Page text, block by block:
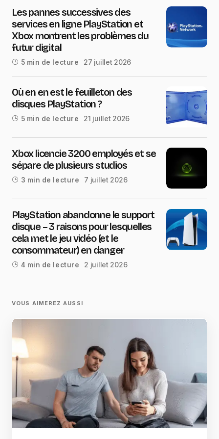
Les pannes successives des
services en ligne PlayStation et
Xbox montrent les problèmes du
futur digital
5 min de lecture 27 juillet 2026
Où en en est le feuilleton des
disques PlayStation ?
5 min de lecture 21 juillet 2026
Xbox licencie 3200 employés et se
sépare de plusieurs studios
3 min de lecture 7 juillet 2026
PlayStation abandonne le support
disque – 3 raisons pour lesquelles
cela met le jeu vidéo (et le
consommateur) en danger
4 min de lecture 2 juillet 2026
VOUS AIMEREZ AUSSI